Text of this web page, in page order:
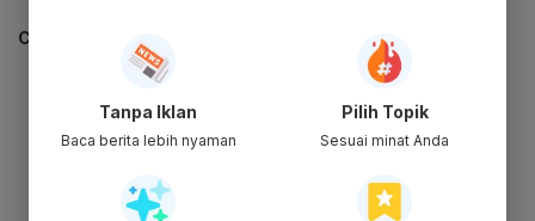
CEK JUGA DATA INI
Tanpa Iklan
Baca berita lebih nyaman
Pilih Topik
Sesuai minat Anda